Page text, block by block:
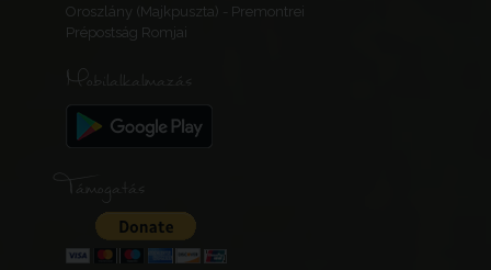
Oroszlány (Majkpuszta) - Premontrei
Prépostság Romjai
Mobilalkalmazás
Támogatás